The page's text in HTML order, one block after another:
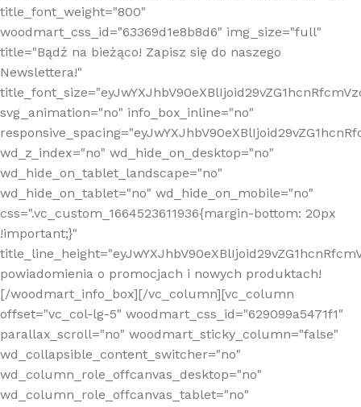
title_font_weight="800"
woodmart_css_id="63369d1e8b8d6" img_size="full"
title="Bądź na bieżąco! Zapisz się do naszego
Newslettera!"
svg_animation="no" info_box_inline="no"
wd_z_index="no" wd_hide_on_desktop="no"
wd_hide_on_tablet_landscape="no"
wd_hide_on_tablet="no" wd_hide_on_mobile="no"
css=".vc_custom_1664523611936{margin-bottom: 20px
!important;}"
powiadomienia o promocjach i nowych produktach!
[/woodmart_info_box][/vc_column][vc_column
offset="vc_col-lg-5" woodmart_css_id="629099a5471f1"
parallax_scroll="no" woodmart_sticky_column="false"
wd_collapsible_content_switcher="no"
wd_column_role_offcanvas_desktop="no"
wd_column_role_offcanvas_tablet="no"